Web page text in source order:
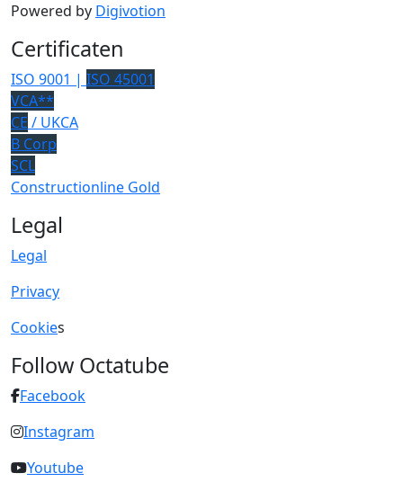
Powered by Digivotion
Certificaten
ISO 9001 | ISO 45001
VCA**
CE / UKCA
B Corp
SCL
Constructionline Gold
Legal
Legal
Privacy
Cookies
Follow Octatube
Facebook
Instagram
Youtube